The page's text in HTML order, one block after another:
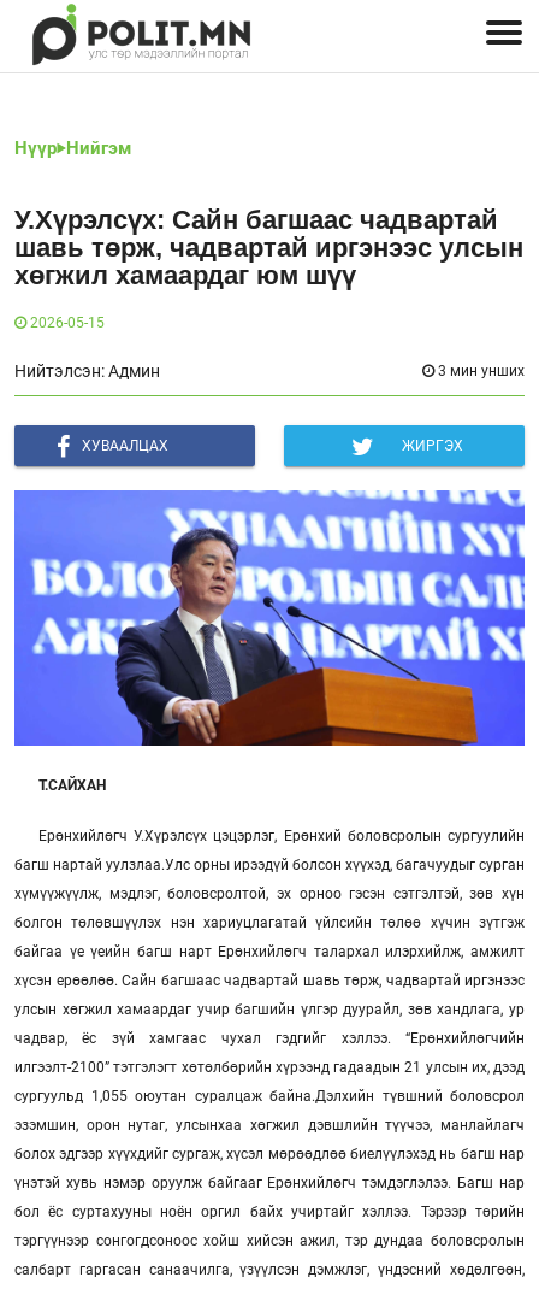
Нүүр Нийгэм
У.Хүрэлсүх: Сайн багшаас чадвартай
шавь төрж, чадвартай иргэнээс улсын
хөгжил хамаардаг юм шүү
2026-05-15
Нийтэлсэн: Админ 3 мин унших
ХУВААЛЦАХ ЖИРГЭХ
Т.САЙХАН
Ерөнхийлөгч У.Хүрэлсүх цэцэрлэг, Ерөнхий боловсролын сургуулийн
багш нартай уулзлаа.Улс орны ирээдүй болсон хүүхэд, багачуудыг сурган
хүмүүжүүлж, мэдлэг, боловсролтой, эх орноо гэсэн сэтгэлтэй, зөв хүн
болгон төлөвшүүлэх нэн хариуцлагатай үйлсийн төлөө хүчин зүтгэж
байгаа үе үеийн багш нарт Ерөнхийлөгч талархал илэрхийлж, амжилт
хүсэн ерөөлөө. Сайн багшаас чадвартай шавь төрж, чадвартай иргэнээс
улсын хөгжил хамаардаг учир багшийн үлгэр дуурайл, зөв хандлага, ур
чадвар, ёс зүй хамгаас чухал гэдгийг хэллээ. “Ерөнхийлөгчийн
илгээлт-2100” тэтгэлэгт хөтөлбөрийн хүрээнд гадаадын 21 улсын их, дээд
сургуульд 1,055 оюутан суралцаж байна.Дэлхийн түвшний боловсрол
эзэмшин, орон нутаг, улсынхаа хөгжил дэвшлийн түүчээ, манлайлагч
болох эдгээр хүүхдийг сургаж, хүсэл мөрөөдлөө биелүүлэхэд нь багш нар
үнэтэй хувь нэмэр оруулж байгааг Ерөнхийлөгч тэмдэглэлээ. Багш нар
бол ёс суртахууны ноён оргил байх учиртайг хэллээ. Тэрээр төрийн
тэргүүнээр сонгогдсоноос хойш хийсэн ажил, тэр дундаа боловсролын
салбарт гаргасан санаачилга, үзүүлсэн дэмжлэг, үндэсний хөдөлгөөн,